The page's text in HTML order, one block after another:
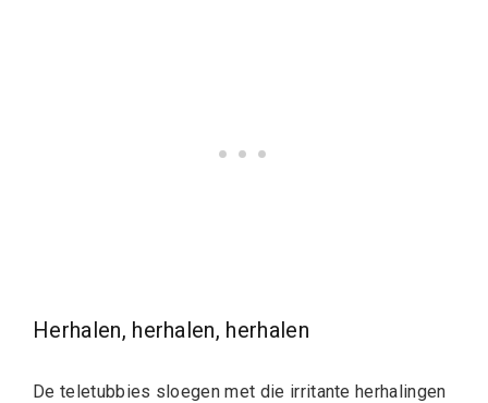
Herhalen, herhalen, herhalen
De teletubbies sloegen met die irritante herhalingen